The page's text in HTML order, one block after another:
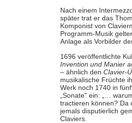
Nach einem
später trat er das
Komponist von
Programm-Musik
Anlage als Vorbilder
1696 veröffentlichte
Invention und Manier
– ähnlich den Clavier-
musikalische Früchte
Werk noch 1740 in
„Sonate" ein: „…
tractieren können? Da
jemals disputierlich
Claviers.